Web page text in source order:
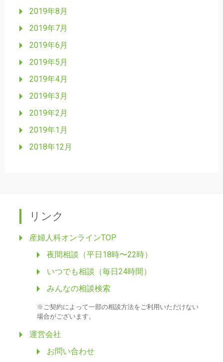
2019年8月
2019年7月
2019年6月
2019年5月
2019年4月
2019年3月
2019年2月
2019年1月
2018年12月
リンク
産婦人科オンラインTOP
夜間相談（平日18時〜22時）
いつでも相談（毎日24時間）
みんなの相談検索
※ご契約によって一部の相談方法をご利用いただけない
場合がございます。
運営会社
お問い合わせ